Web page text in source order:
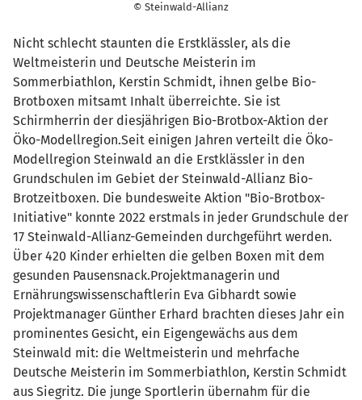
© Steinwald-Allianz
Nicht schlecht staunten die Erstklässler, als die
Weltmeisterin und Deutsche Meisterin im
Sommerbiathlon, Kerstin Schmidt, ihnen gelbe Bio-
Brotboxen mitsamt Inhalt überreichte. Sie ist
Schirmherrin der diesjährigen Bio-Brotbox-Aktion der
Öko-Modellregion.Seit einigen Jahren verteilt die Öko-
Modellregion Steinwald an die Erstklässler in den
Grundschulen im Gebiet der Steinwald-Allianz Bio-
Brotzeitboxen. Die bundesweite Aktion "Bio-Brotbox-
Initiative" konnte 2022 erstmals in jeder Grundschule der
17 Steinwald-Allianz-Gemeinden durchgeführt werden.
Über 420 Kinder erhielten die gelben Boxen mit dem
gesunden Pausensnack.Projektmanagerin und
Ernährungswissenschaftlerin Eva Gibhardt sowie
Projektmanager Günther Erhard brachten dieses Jahr ein
prominentes Gesicht, ein Eigengewächs aus dem
Steinwald mit: die Weltmeisterin und mehrfache
Deutsche Meisterin im Sommerbiathlon, Kerstin Schmidt
aus Siegritz. Die junge Sportlerin übernahm für die